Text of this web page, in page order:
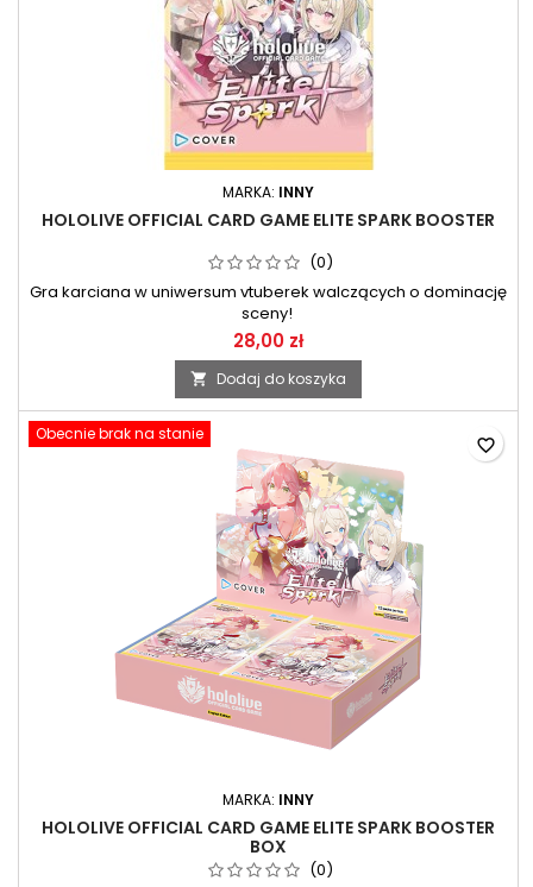
MARKA: INNY
HOLOLIVE OFFICIAL CARD GAME ELITE SPARK BOOSTER
(0)
Gra karciana w uniwersum vtuberek walczących o dominację
sceny!
28,00 zł
 Dodaj do koszyka
Obecnie brak na stanie
MARKA: INNY
HOLOLIVE OFFICIAL CARD GAME ELITE SPARK BOOSTER
BOX
(0)
favorite_border